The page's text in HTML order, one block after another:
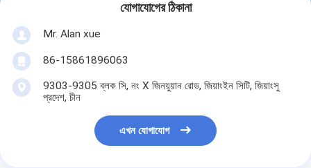
যোগাযোগের ঠিকানা
Mr. Alan xue
86-15861896063
9303-9305 ব্লক সি, নং X জিনয়ুয়ান রোড, জিয়াংইন সিটি, জিয়াংসু
প্রদেশ, চীন
এখন যোগাযোগ